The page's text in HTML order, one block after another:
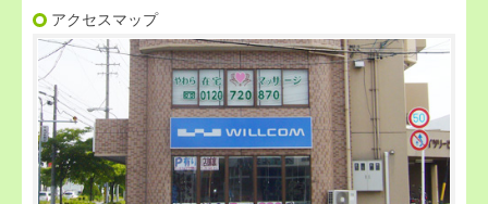
アクセスマップ